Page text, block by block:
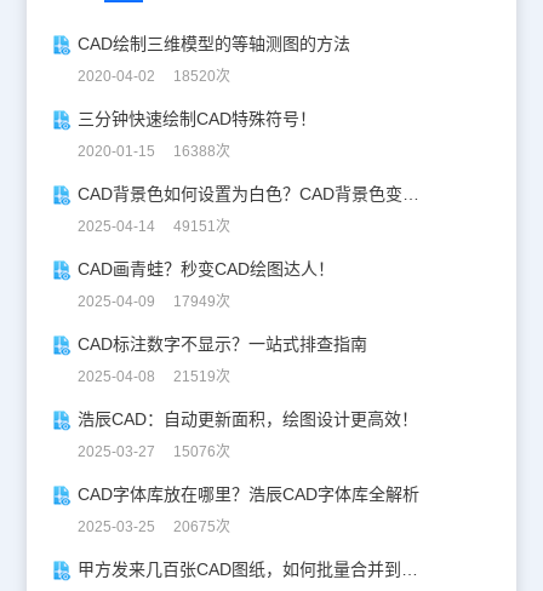
CAD绘制三维模型的等轴测图的方法
2020-04-02 18520次
三分钟快速绘制CAD特殊符号！
2020-01-15 16388次
CAD背景色如何设置为白色？CAD背景色变白实操指南
2025-04-14 49151次
CAD画青蛙？秒变CAD绘图达人！
2025-04-09 17949次
CAD标注数字不显示？一站式排查指南
2025-04-08 21519次
浩辰CAD：自动更新面积，绘图设计更高效！
2025-03-27 15076次
CAD字体库放在哪里？浩辰CAD字体库全解析
2025-03-25 20675次
甲方发来几百张CAD图纸，如何批量合并到一张设计图中？